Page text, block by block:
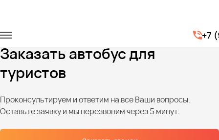
+7
Автобус для туристов
Заказать автобус для
туристов
Проконсультируем и ответим на все Ваши вопросы.
Оставьте заявку и мы перезвоним через 5 минут.